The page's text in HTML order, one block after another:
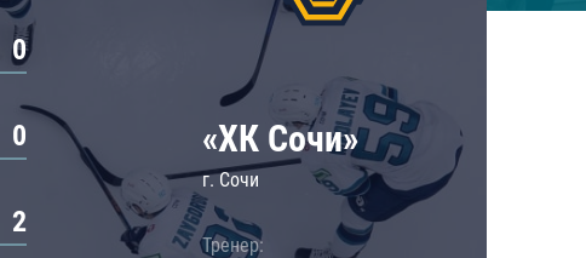
0
0
2
«ХК Сочи»
г. Сочи
Тренер: